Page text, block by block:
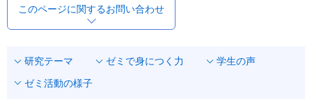
このページに関するお問い合わせ
研究テーマ ゼミで身につく力
学生の声
ゼミ活動の様子